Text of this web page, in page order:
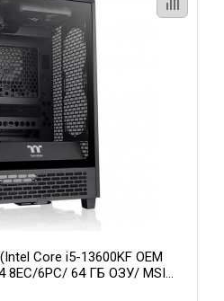
Core i5-13600KF OEM
8EC/6PC/ 64 ГБ ОЗУ/ MSI
GDDR7 256bit 3xDP